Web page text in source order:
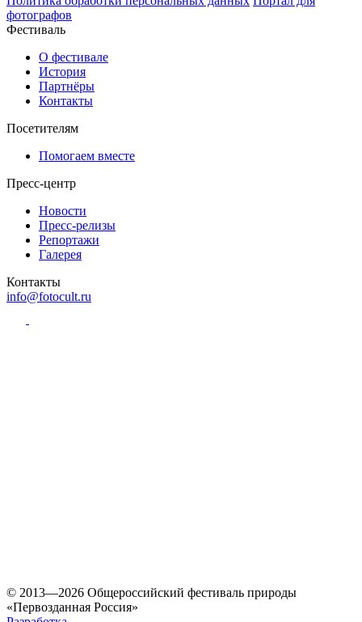
фотографов
Фестиваль
О фестивале
История
Партнёры
Контакты
Посетителям
Помогаем вместе
Пресс-центр
Новости
Пресс-релизы
Репортажи
Галерея
Контакты
info@fotocult.ru
© 2013—2026 Общероссийский фестиваль природы
«Первозданная Россия»